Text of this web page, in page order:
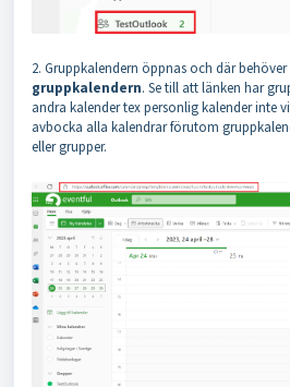
2. Gruppkalendern öppnas och där
gruppkalendern. Se till att länken har
andra kalender tex personlig kalender inte
avbocka alla kalendrar förutom
eller grupper.